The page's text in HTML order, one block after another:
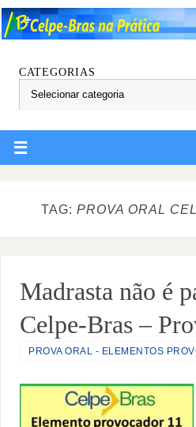
CATEGORIAS
TAG: PROVA ORAL
Madrasta não é
Celpe-Bras –
PROVA ORAL - ELEMENTOS